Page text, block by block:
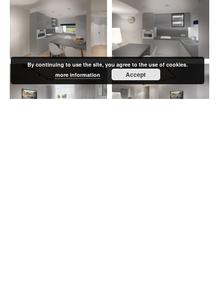
By continuing to use the site, you agree to the use of cookies.
more information
Accept